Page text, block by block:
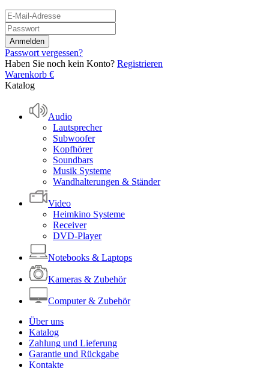
Passwort vergessen?
Haben Sie noch kein Konto? Registrieren
Warenkorb €
Katalog
Audio
Lautsprecher
Subwoofer
Kopfhörer
Soundbars
Musik Systeme
Wandhalterungen & Ständer
Video
Heimkino Systeme
Receiver
DVD-Player
Notebooks & Laptops
Kameras & Zubehör
Computer & Zubehör
Über uns
Katalog
Zahlung und Lieferung
Garantie und Rückgabe
Kontakte